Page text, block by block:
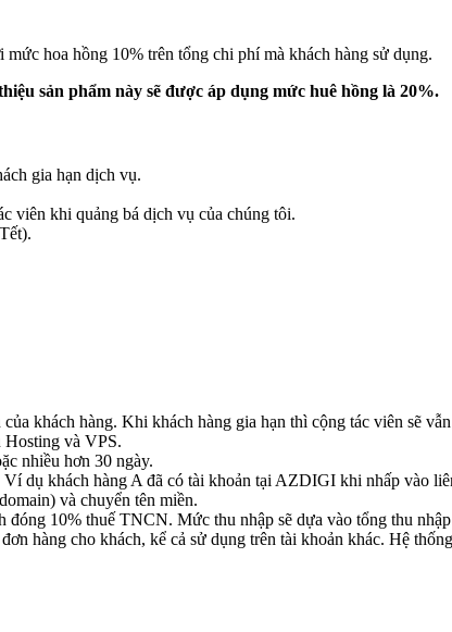
hoa hồng 10% trên tổng chi phí mà khách hàng sử dụng.
sản phẩm này sẽ được áp dụng mức huê hồng là 20%.
gia hạn dịch vụ.
viên khi quảng bá dịch vụ của chúng tôi.
khách hàng. Khi khách hàng gia hạn thì cộng tác viên sẽ
Hosting và VPS.
nhiều hơn 30 ngày.
dụ khách hàng A đã có tài khoản tại AZDIGI khi nhấp vào
và chuyển tên miền.
10% thuế TNCN. Mức thu nhập sẽ dựa vào tổng thu
hàng cho khách, kể cả sử dụng trên tài khoản khác. Hệ